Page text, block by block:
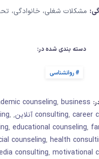
مشکلات شغلی، خانوادگی،
دسته بندی شده در:
روانشناسی
counseling, business
consulting, career
,
,
, educational counseling,
counseling, health
consulting, motivational